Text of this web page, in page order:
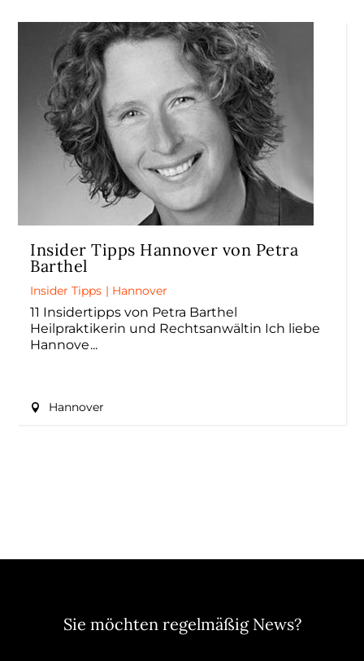
Insider Tipps Hannover von Petra
Barthel
Insider Tipps | Hannover
11 Insidertipps von Petra Barthel
Heilpraktikerin und Rechtsanwältin Ich liebe
Hannove
Hannover
Sie möchten regelmäßig News?